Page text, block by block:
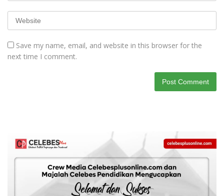
Save my name, email, and website in this browser for the
next time I comment.